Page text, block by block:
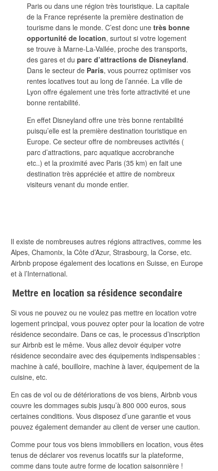
Paris ou dans une région très touristique. La capitale
de la France représente la première destination de
tourisme dans le monde. C’est donc une très bonne
opportunité de location, surtout si votre logement
se trouve à Marne-La-Vallée, proche des transports,
des gares et du parc d’attractions de Disneyland.
Dans le secteur de Paris, vous pourrez optimiser vos
rentes locatives tout au long de l’année. La ville de
Lyon offre également une très forte attractivité et une
bonne rentabilité.
En effet Disneyland offre une très bonne rentabilité
puisqu’elle est la première destination touristique en
Europe. Ce secteur offre de nombreuses activités (
parc d’attractions, parc aquatique accrobranche
etc..) et la proximité avec Paris (35 km) en fait une
destination très appréciée et attire de nombreux
visiteurs venant du monde entier.
Il existe de nombreuses autres régions attractives, comme les
Alpes, Chamonix, la Côte d’Azur, Strasbourg, la Corse, etc.
Airbnb propose également des locations en Suisse, en Europe
et à l’International.
Mettre en location sa résidence secondaire
Si vous ne pouvez ou ne voulez pas mettre en location votre
logement principal, vous pouvez opter pour la location de votre
résidence secondaire. Dans ce cas, le processus d’inscription
sur Airbnb est le même. Vous allez devoir équiper votre
résidence secondaire avec des équipements indispensables :
machine à café, bouilloire, machine à laver, équipement de la
cuisine, etc.
En cas de vol ou de détériorations de vos biens, Airbnb vous
couvre les dommages subis jusqu’à 800 000 euros, sous
certaines conditions. Vous disposez d’une garantie et vous
pouvez également demander au client de verser une caution.
Comme pour tous vos biens immobiliers en location, vous êtes
tenus de déclarer vos revenus locatifs sur la plateforme,
comme dans toute autre forme de location saisonnière !